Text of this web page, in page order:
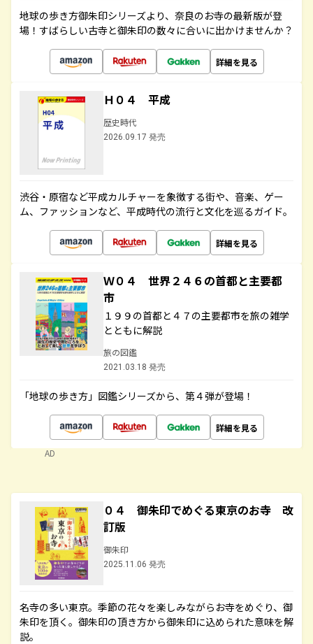
地球の歩き方御朱印シリーズより、奈良のお寺の最新版が登
場！すばらしい古寺と御朱印の数々に合いに出かけませんか？
詳細を見る
Ｈ０４ 平成
歴史時代
2026.09.17 発売
渋谷・原宿など平成カルチャーを象徴する街や、音楽、ゲー
ム、ファッションなど、平成時代の流行と文化を巡るガイド。
詳細を見る
Ｗ０４ 世界２４６の首都と主要都
市
１９９の首都と４７の主要都市を旅の雑学
とともに解説
旅の図鑑
2021.03.18 発売
「地球の歩き方」図鑑シリーズから、第４弾が登場！
詳細を見る
AD
０４ 御朱印でめぐる東京のお寺 改
訂版
御朱印
2025.11.06 発売
名寺の多い東京。季節の花々を楽しみながらお寺をめぐり、御
朱印を頂く。御朱印の頂き方から御朱印に込められた意味を解
説。